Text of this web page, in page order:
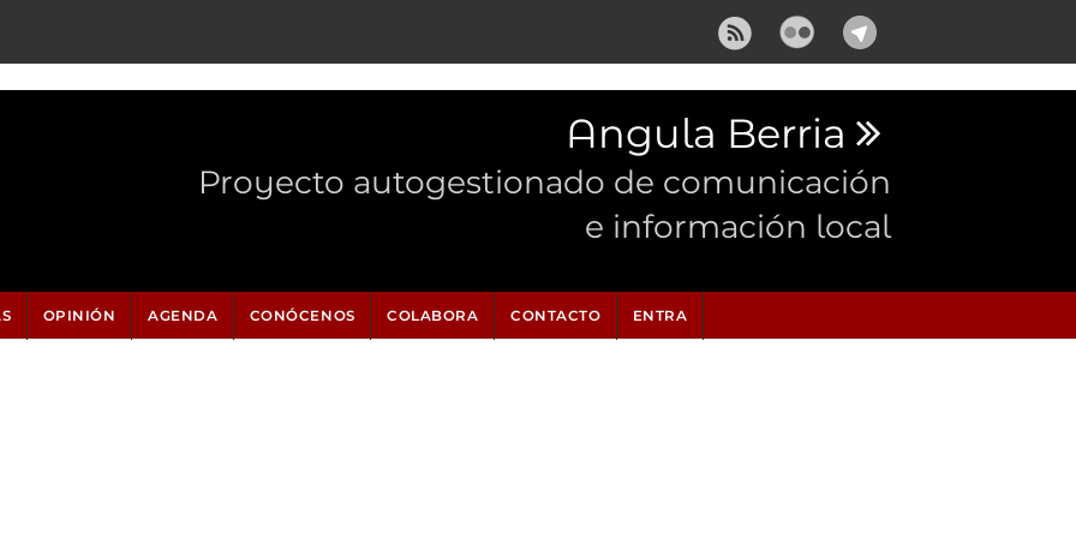
Angula Berria
Proyecto autogestionado de comunicación
e información local
OPINIÓN AGENDA CONÓCENOS COLABORA CONTACTO ENTRA